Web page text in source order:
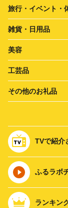
旅行・イベント・
雑貨・日用品
美容
工芸品
その他のお礼品
TVで紹介
ふるラボ
ランキン